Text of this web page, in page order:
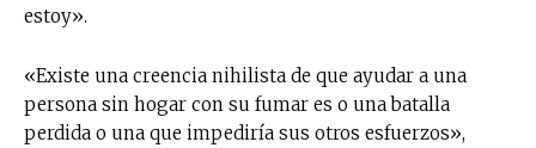
estoy».
«Existe una creencia nihilista de que ayudar a una
persona sin hogar con su fumar es o una batalla
perdida o una que impediría sus otros esfuerzos»,